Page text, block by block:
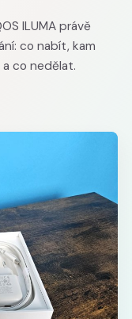
ILUMA právě
co nabít, kam
co nedělat.